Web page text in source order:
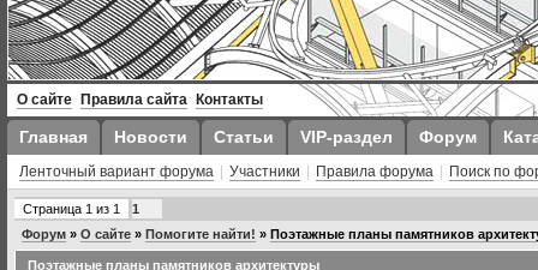
О сайте Правила сайта Контакты
Главная Новости Статьи VIP-раздел Форум
Ленточный вариант форума Участники Правила форума Поиск по
Страница 1 из 1
1
Форум » О сайте » Помогите найти! » Поэтажные планы памятников
Поэтажные планы памятников архитектуры